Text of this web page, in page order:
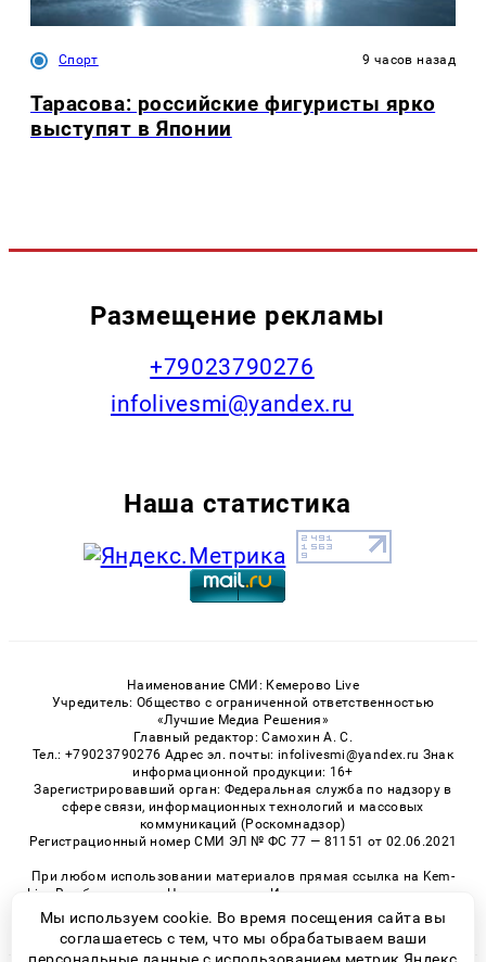
Спорт 9 часов назад
Тарасова: российские фигуристы ярко
выступят в Японии
Размещение рекламы
+79023790276
infolivesmi@yandex.ru
Наша статистика
Наименование СМИ: Кемерово Live
Учредитель: Общество с ограниченной ответственностью
«Лучшие Медиа Решения»
Главный редактор: Самохин А. С.
Тел.: +79023790276 Адрес эл. почты: infolivesmi@yandex.ru Знак
информационной продукции: 16+
Зарегистрировавший орган: Федеральная служба по надзору в
сфере связи, информационных технологий и массовых
коммуникаций (Роскомнадзор)
Регистрационный номер СМИ ЭЛ № ФС 77 — 81151 от 02.06.2021
При любом использовании материалов прямая ссылка на Kem-
Live.Ru обязательна. Цитирование в Интернете возможно только
при наличии письменного разрешения.
Мы используем cookie. Во время посещения сайта вы
соглашаетесь с тем, что мы обрабатываем ваши